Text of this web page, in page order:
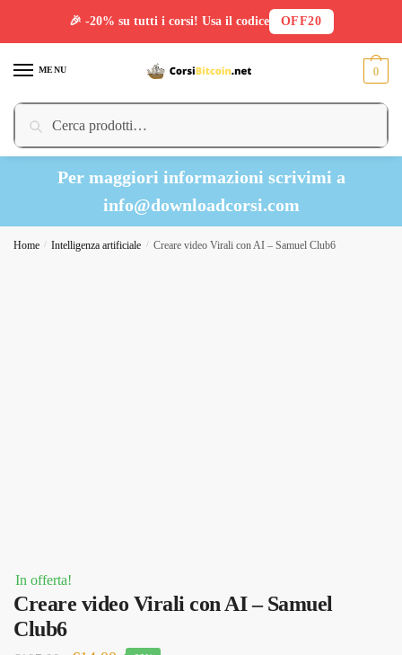
MENU
Cerca:
Cerca
0
Per maggiori informazioni scrivimi a
info@downloadcorsi.com
Home / Intelligenza artificiale / Creare video Virali con AI – Samuel Club6
In offerta!
Creare video Virali con AI – Samuel
Club6
🎉 -20% su tutti i corsi! Usa il codice OFF20